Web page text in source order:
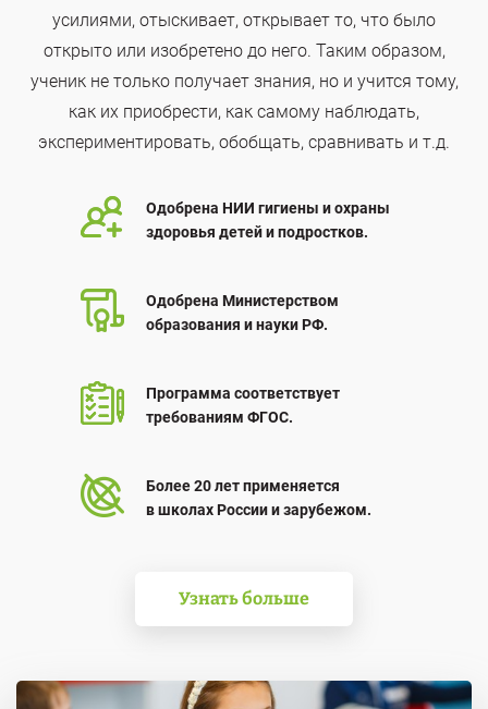
усилиями, отыскивает, открывает то, что было
открыто или изобретено до него. Таким образом,
ученик не только получает знания, но и учится тому,
как их приобрести, как самому наблюдать,
экспериментировать, обобщать, сравнивать и т.д.
Одобрена НИИ гигиены и охраны
здоровья детей и подростков.
Одобрена Министерством
образования и науки РФ.
Программа соответствует
требованиям ФГОС.
Более 20 лет применяется
в школах России и зарубежом.
Узнать больше